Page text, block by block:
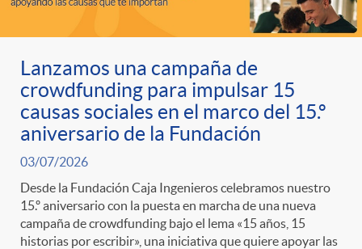
Lanzamos una campaña de
crowdfunding para impulsar 15
causas sociales en el marco del 15.º
aniversario de la Fundación
03/07/2026
Desde la Fundación Caja Ingenieros celebramos nuestro
15.º aniversario con la puesta en marcha de una nueva
campaña de crowdfunding bajo el lema «15 años, 15
historias por escribir», una iniciativa que quiere apoyar las